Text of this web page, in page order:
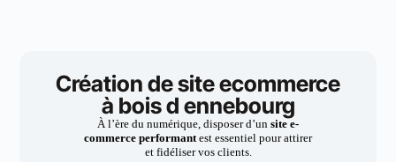
Création de site ecommerce
à bois d ennebourg
À l’ère du numérique, disposer d’un site e-
commerce performantest essentiel pour attirer
et fidéliser vos clients.